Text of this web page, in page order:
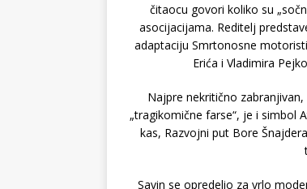
čitaocu govori koliko su
asocijacijama. Reditelj
adaptaciju Smrtonosne
Erića i Vladimira
Najpre nekritično
„tragikomične farse“, je i simbol
kas, Razvojni put Bore
Savin se opredelio za vrlo